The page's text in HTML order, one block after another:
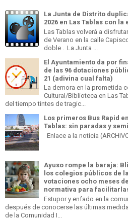
La Junta de Distrito
2026 en Las Tablas con
Las Tablas volverá a
de Verano en la calle
doble . La Junta ...
El Ayuntamiento da por
de las 96 dotaciones
21 (adivina cual falta)
La demora en la prometida
Cultural/Biblioteca en Las
del tiempo tintes de tragic...
Los primeros Bus Rapid
Tablas: sin paradas y
Enlace a la noticia
Ayuso rompe la baraja:
los colegios públicos de
votaciones ocho meses
normativa para
Estupor y enfado en la
después de conocerse las últimas
de la Comunidad I...